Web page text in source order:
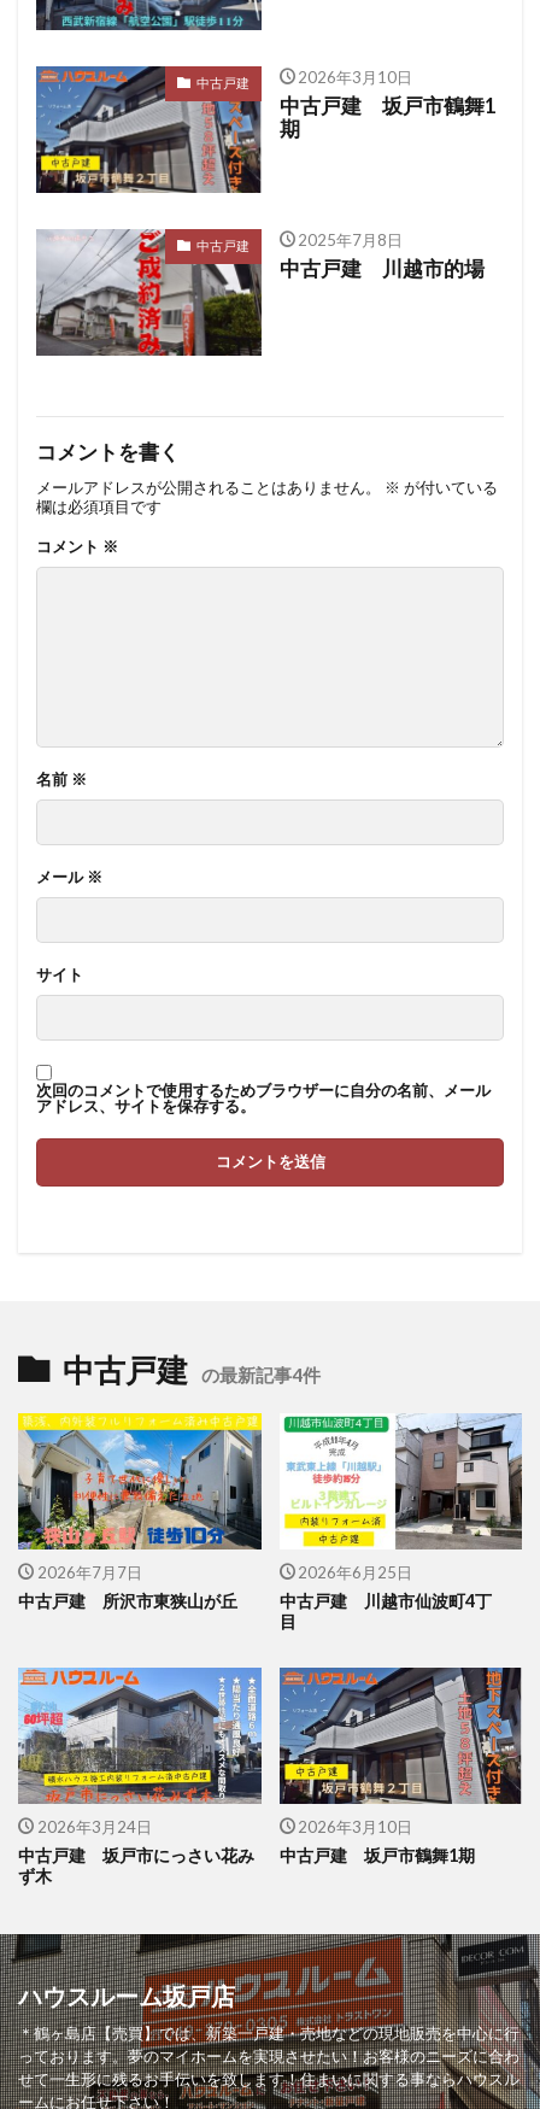
中古戸建 2026年3月10日
中古戸建 坂戸市鶴舞1
期
中古戸建 2025年7月8日
中古戸建 川越市的場
コメントを書く
メールアドレスが公開されることはありません。 ※ が付いている
欄は必須項目です
コメント ※
名前 ※
メール ※
サイト
次回のコメントで使用するためブラウザーに自分の名前、メール
アドレス、サイトを保存する。
中古戸建 の最新記事4件
2026年7月7日
中古戸建 所沢市東狭山が丘
2026年6月25日
中古戸建 川越市仙波町4丁
目
2026年3月24日
中古戸建 坂戸市にっさい花み
ず木
2026年3月10日
中古戸建 坂戸市鶴舞1期
ハウスルーム坂戸店
＊鶴ヶ島店【売買】では、新築一戸建・売地などの現地販売を中心に行
っております。夢のマイホームを実現させたい！お客様のニーズに合わ
せて一生形に残るお手伝いを致します！住まいに関する事ならハウスル
ームにお任せ下さい！